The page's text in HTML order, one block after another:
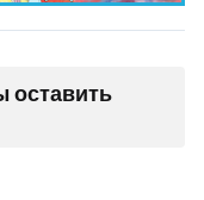
оставить